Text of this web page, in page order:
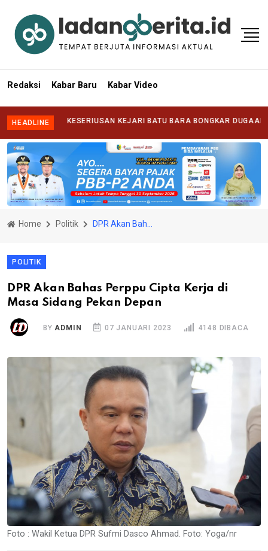
Redaksi Kabar Baru Kabar Video
HEADLINEKESERIUSAN KEJARI BATU BARA BONGKAR DUGAAN
Home Politik
POLITIK
DPR Akan Bahas Perppu Cipta Kerja di
Masa Sidang Pekan Depan
BY ADMIN 07 JANUARI 2023 4148 DIBACA
Foto : Wakil Ketua DPR Sufmi Dasco Ahmad. Foto: Yoga/nr